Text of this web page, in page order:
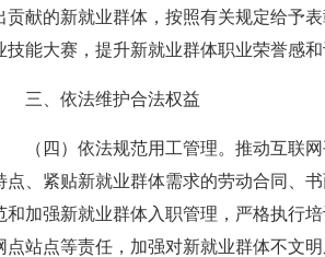
八——走访会员单位北京懋隆拍卖有限公司
协会工作会上的交流发言稿
结发言稿
贡献的新就业群体，按照有关规定给予
技能大赛，提升新就业群体职业荣誉感和
三、依法维护合法权益
（四）依法规范用工管理。推动互联网
点、紧贴新就业群体需求的劳动合同、
和加强新就业群体入职管理，严格执行
点站点等责任，加强对新就业群体不文